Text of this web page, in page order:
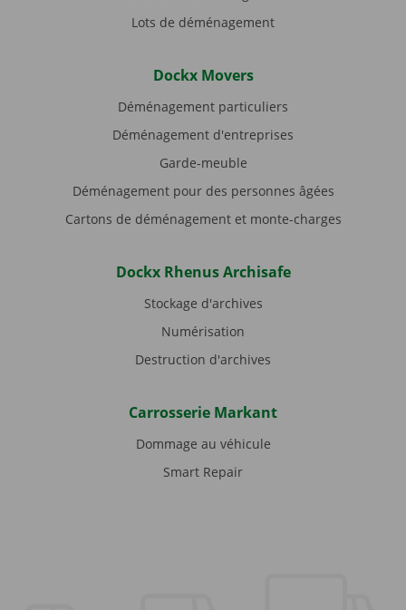
Lots de déménagement
Dockx Movers
Déménagement particuliers
Déménagement d'entreprises
Garde-meuble
Déménagement pour des personnes âgées
Cartons de déménagement et monte-charges
Dockx Rhenus Archisafe
Stockage d'archives
Numérisation
Destruction d'archives
Carrosserie Markant
Dommage au véhicule
Smart Repair